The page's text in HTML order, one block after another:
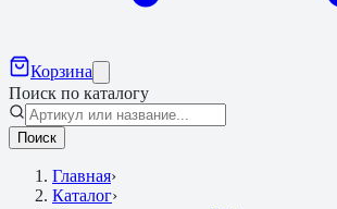
Корзина
Поиск по каталогу
Поиск
Главная›
Каталог›